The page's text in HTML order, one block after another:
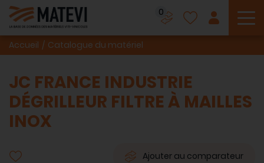
0
Accueil Catalogue du matériel
JC FRANCE INDUSTRIE
DÉGRILLEUR FILTRE À MAILLES
INOX
Ajouter au comparateur